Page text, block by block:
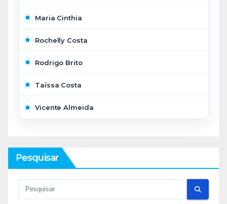
Maria Cinthia
Rochelly Costa
Rodrigo Brito
Taíssa Costa
Vicente Almeida
Pesquisar